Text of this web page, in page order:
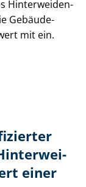
Hin­ter­wei­den­
Ge­bäu­de­
mit ein.
einer